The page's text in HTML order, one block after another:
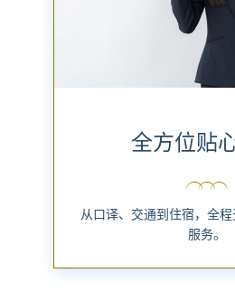
全方位贴
从口译、交通到住宿，全
服务。